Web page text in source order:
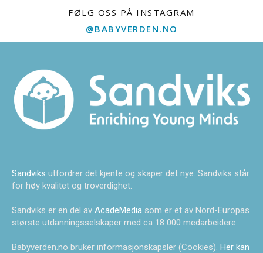
FØLG OSS PÅ INSTAGRAM
@BABYVERDEN.NO
Sandviks utfordrer det kjente og skaper det nye. Sandviks står
for høy kvalitet og troverdighet.
Sandviks er en del av AcadeMedia som er et av Nord-Europas
største utdanningsselskaper med ca 18 000 medarbeidere.
Babyverden.no bruker informasjonskapsler (Cookies). Her kan